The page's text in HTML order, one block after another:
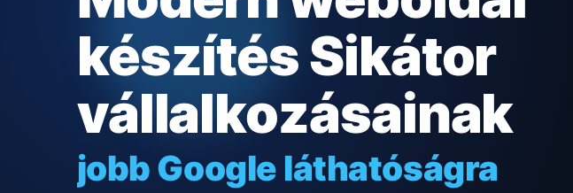
készítés Sikátor
vállalkozásainak
jobb Google láthatóságra
gyors mobilos működésre